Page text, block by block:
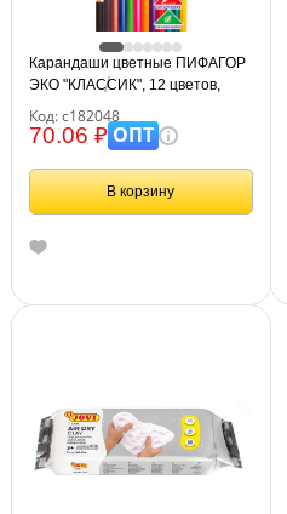
Карандаши цветные ПИФАГОР
ЭКО "КЛАССИК", 12 цветов,
Код: с182048
70.06 ₽ОПТ
В корзину